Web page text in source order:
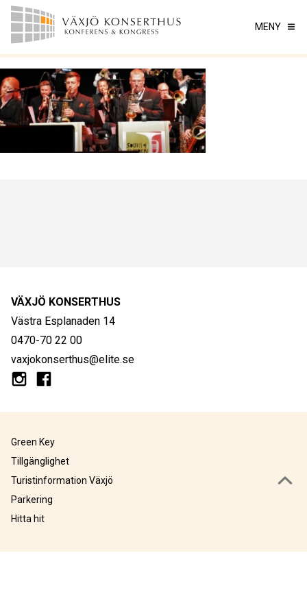
MENY
VÄXJÖ KONSERTHUS
Västra Esplanaden 14
0470-70 22 00
vaxjokonserthus@elite.se
Green Key
Tillgänglighet
Turistinformation Växjö
Parkering
Hitta hit